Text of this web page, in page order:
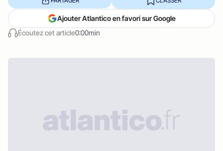
Écoutez cet article0:00min
Ajouter Atlantico en favori sur Google